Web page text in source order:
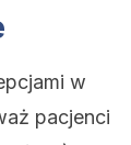
w
pacjenci